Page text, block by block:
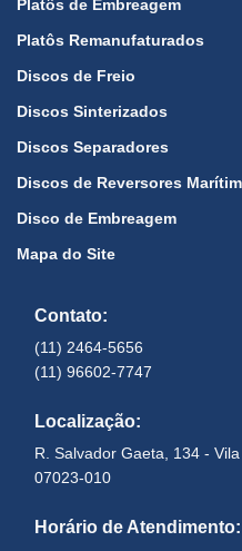
Platôs de Embreagem
Platôs Remanufaturados
Discos de Freio
Discos Sinterizados
Discos Separadores
Discos de Reversores
Disco de Embreagem
Mapa do Site
Contato:
(11) 2464-5656
(11) 96602-7747
Localização:
R. Salvador Gaeta, 134 -
07023-010
Horário de Atendimento: